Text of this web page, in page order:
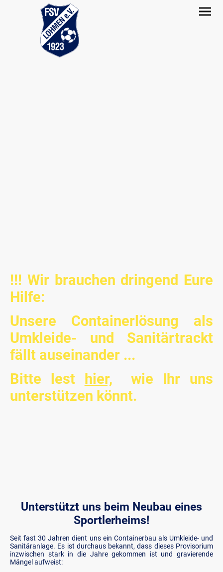
!!! Wir brauchen dringend Eure
Hilfe:
Unsere Containerlösung als
Umkleide- und Sanitärtrackt
fällt auseinander ...
Bitte lest hier, wie Ihr uns
unterstützen könnt.
Unterstützt uns beim Neubau eines
Sportlerheims!
Seit fast 30 Jahren dient uns ein Containerbau als Umkleide- und
Sanitäranlage. Es ist durchaus bekannt, dass dieses Provisorium
inzwischen stark in die Jahre gekommen ist und gravierende
Mängel aufweist: